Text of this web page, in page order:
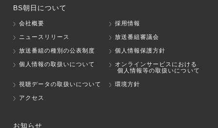
BS朝日について
会社概要
採用情報
ニュースリリース
放送番組審議会
放送番組の種別の公表制度
個人情報保護方針
個人情報の取扱いについて
オンラインサービスにおける
個人情報等の取扱いについて
視聴データの取扱いについて
環境方針
アクセス
お知らせ